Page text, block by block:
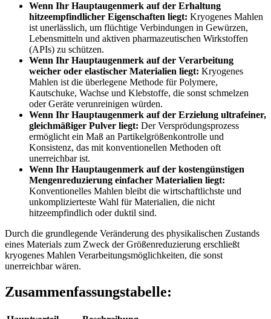
Wenn Ihr Hauptaugenmerk auf der Erhaltung
hitzeempfindlicher Eigenschaften liegt: Kryogenes Mahlen
ist unerlässlich, um flüchtige Verbindungen in Gewürzen,
Lebensmitteln und aktiven pharmazeutischen Wirkstoffen
(APIs) zu schützen.
Wenn Ihr Hauptaugenmerk auf der Verarbeitung
weicher oder elastischer Materialien liegt: Kryogenes
Mahlen ist die überlegene Methode für Polymere,
Kautschuke, Wachse und Klebstoffe, die sonst schmelzen
oder Geräte verunreinigen würden.
Wenn Ihr Hauptaugenmerk auf der Erzielung ultrafeiner,
gleichmäßiger Pulver liegt: Der Versprödungsprozess
ermöglicht ein Maß an Partikelgrößenkontrolle und
Konsistenz, das mit konventionellen Methoden oft
unerreichbar ist.
Wenn Ihr Hauptaugenmerk auf der kostengünstigen
Mengenreduzierung einfacher Materialien liegt:
Konventionelles Mahlen bleibt die wirtschaftlichste und
unkomplizierteste Wahl für Materialien, die nicht
hitzeempfindlich oder duktil sind.
Durch die grundlegende Veränderung des physikalischen Zustands
eines Materials zum Zweck der Größenreduzierung erschließt
kryogenes Mahlen Verarbeitungsmöglichkeiten, die sonst
unerreichbar wären.
Zusammenfassungstabelle: